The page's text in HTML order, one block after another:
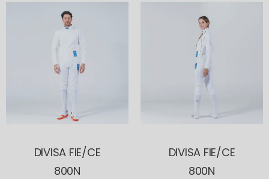
DIVISA FIE/CE
800N
DIVISA FIE/CE
800N